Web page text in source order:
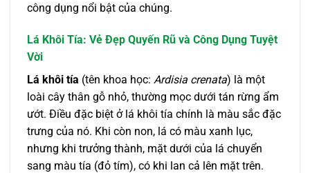
công dụng nổi bật của chúng.
Lá Khôi Tía: Vẻ Đẹp Quyến Rũ và Công Dụng Tuyệt
Vời
Lá khôi tía (tên khoa học: Ardisia crenata) là một
loài cây thân gỗ nhỏ, thường mọc dưới tán rừng ẩm
ướt. Điều đặc biệt ở lá khôi tía chính là màu sắc đặc
trưng của nó. Khi còn non, lá có màu xanh lục,
nhưng khi trưởng thành, mặt dưới của lá chuyển
sang màu tía (đỏ tím), có khi lan cả lên mặt trên.